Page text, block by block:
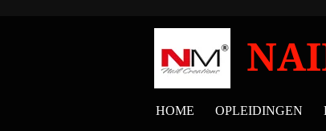
HOME OPLEIDINGEN